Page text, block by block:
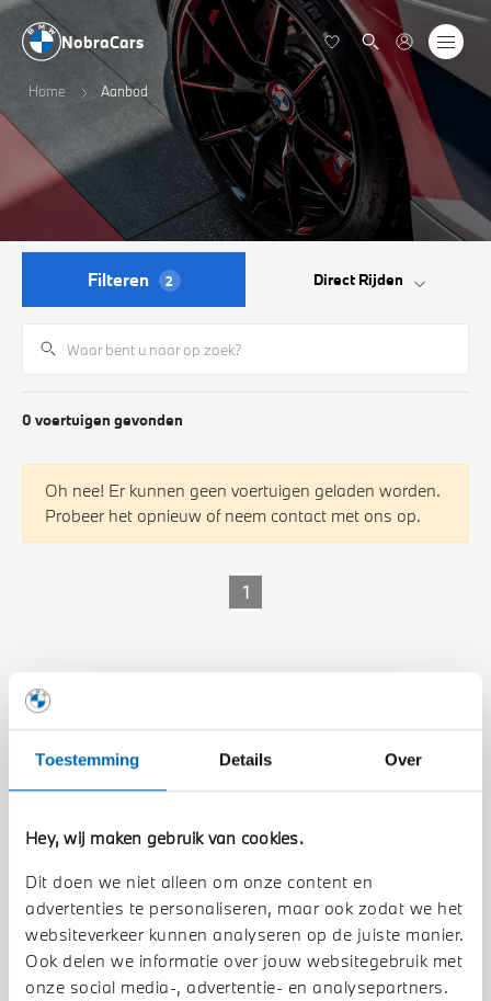
Toestemming Details Over
Hey, wij maken gebruik van cookies.
Dit doen we niet alleen om onze content en
advertenties te personaliseren, maar ook zodat we het
websiteverkeer kunnen analyseren op de juiste manier.
Ook delen we informatie over jouw websitegebruik met
onze social media-, advertentie- en analysepartners.
NobraCars
Home Aanbod
Filteren 2 Direct Rijden
0 voertuigen gevonden
Oh nee! Er kunnen geen voertuigen geladen worden.
Probeer het opnieuw of neem contact met ons op.
1